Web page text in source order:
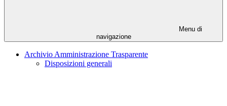
Menu di
navigazione
Archivio Amministrazione Trasparente
Disposizioni generali